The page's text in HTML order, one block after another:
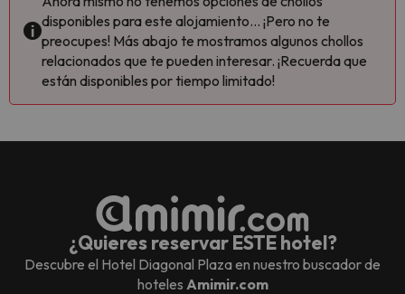
disponibles para este alojamiento... ¡Pero no te
preocupes! Más abajo te mostramos algunos chollos
relacionados que te pueden interesar. ¡Recuerda que
están disponibles por tiempo limitado!
¿Quieres reservar ESTE hotel?
Descubre el Hotel Diagonal Plazaen nuestro buscador de
hoteles Amimir.com